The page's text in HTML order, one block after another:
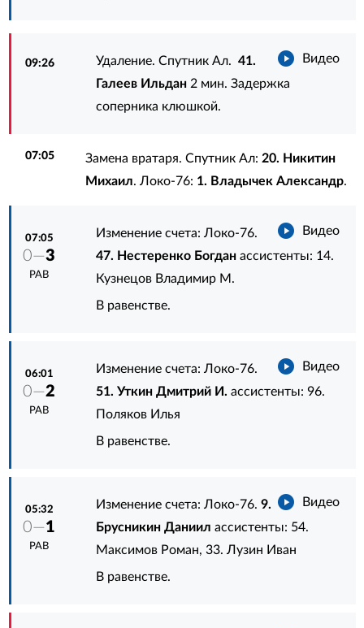
09:26 Видео
Удаление. Спутник Ал.41.
Галеев Ильдан 2 мин. Задержка
соперника клюшкой.
07:05 Замена вратаря. Спутник Ал: 20. Никитин
Михаил. Локо-76: 1. Владычек Александр.
07:05
0—3
РАВ
Видео
Изменение счета: Локо-76.
47. Нестеренко Богдан ассистенты: 14.
Кузнецов Владимир М.
В равенстве.
06:01
0—2
РАВ
Видео
Изменение счета: Локо-76.
51. Уткин Дмитрий И. ассистенты:96.
Поляков Илья
В равенстве.
05:32
0—1
РАВ
Видео
Изменение счета: Локо-76.9.
Брусникин Даниил ассистенты: 54.
Максимов Роман,33. Лузин Иван
В равенстве.